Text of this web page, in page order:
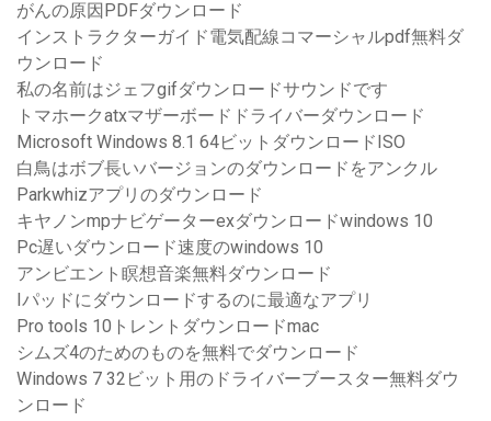
がんの原因PDFダウンロード
インストラクターガイド電気配線コマーシャルpdf無料ダ
ウンロード
私の名前はジェフgifダウンロードサウンドです
トマホークatxマザーボードドライバーダウンロード
Microsoft Windows 8.1 64ビットダウンロードISO
白鳥はボブ長いバージョンのダウンロードをアンクル
Parkwhizアプリのダウンロード
キヤノンmpナビゲーターexダウンロードwindows 10
Pc遅いダウンロード速度のwindows 10
アンビエント瞑想音楽無料ダウンロード
Iパッドにダウンロードするのに最適なアプリ
Pro tools 10トレントダウンロードmac
シムズ4のためのものを無料でダウンロード
Windows 7 32ビット用のドライバーブースター無料ダウ
ンロード